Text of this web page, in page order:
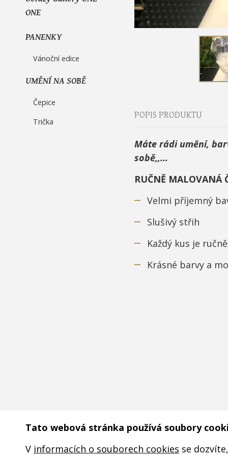
ONE
PANENKY
Vánoční edice
UMĚNÍ NA SOBĚ
Čepice
Trička
POPIS PRODUKTU
Máte rádi umění,
sobě,,…
RUČNĚ MALOVANÁ
Velmi příjemný
Slušivý střih
Každý kus je
Krásné barvy a
Tato webová stránka používá soubory
V informacích o souborech cookies se